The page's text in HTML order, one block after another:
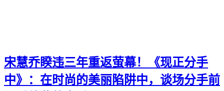
宋慧乔睽违三年重返萤幕！《现正分手
中》：在时尚的美丽陷阱中，谈场分手前